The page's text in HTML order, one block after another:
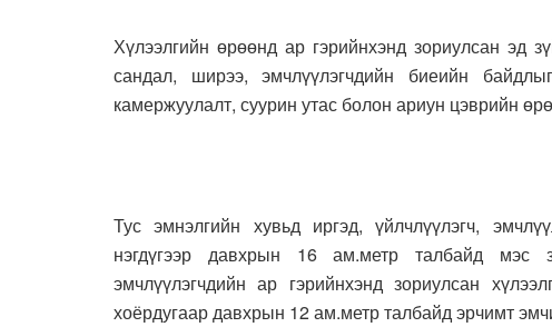
Хүлээлгийн өрөөнд ар гэрийнхэнд зориулсан эд
сандал, ширээ, эмчлүүлэгчдийн биеийн
камержуулалт, суурин утас болон ариун цэврийн
Тус эмнэлгийн хувьд иргэд, үйлчлүүлэгч,
нэгдүгээр давхрын 16 ам.метр талбайд мэс
эмчлүүлэгчдийн ар гэрийнхэнд зориулсан
хоёрдугаар давхрын 12 ам.метр талбайд эрчимт